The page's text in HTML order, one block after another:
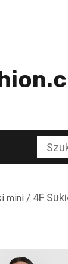
mini/ 4F